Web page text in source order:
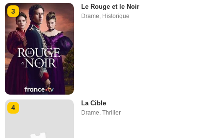
3
Le Rouge et le Noir
Drame Historique
4
La Cible
Drame,Thriller